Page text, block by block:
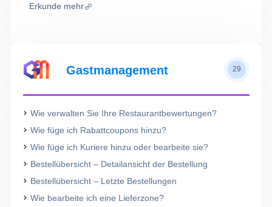
Erkunde mehr
Gastmanagement 29
Wie verwalten Sie Ihre Restaurantbewertungen?
Wie füge ich Rabattcoupons hinzu?
Wie füge ich Kuriere hinzu oder bearbeite sie?
Bestellübersicht – Detailansicht der Bestellung
Bestellübersicht – Letzte Bestellungen
Wie bearbeite ich eine Lieferzone?